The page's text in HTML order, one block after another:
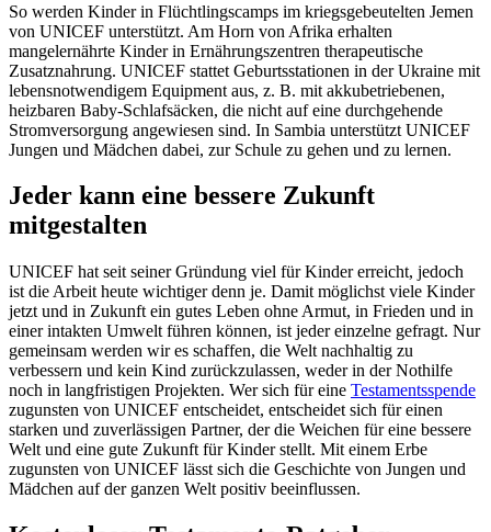
So werden Kinder in Flüchtlingscamps im kriegsgebeutelten Jemen
von UNICEF unterstützt. Am Horn von Afrika erhalten
mangelernährte Kinder in Ernährungszentren therapeutische
Zusatznahrung. UNICEF stattet Geburtsstationen in der Ukraine mit
lebensnotwendigem Equipment aus, z. B. mit akkubetriebenen,
heizbaren Baby-Schlafsäcken, die nicht auf eine durchgehende
Stromversorgung angewiesen sind. In Sambia unterstützt UNICEF
Jungen und Mädchen dabei, zur Schule zu gehen und zu lernen.
Jeder kann eine bessere Zukunft
mitgestalten
UNICEF hat seit seiner Gründung viel für Kinder erreicht, jedoch
ist die Arbeit heute wichtiger denn je. Damit möglichst viele Kinder
jetzt und in Zukunft ein gutes Leben ohne Armut, in Frieden und in
einer intakten Umwelt führen können, ist jeder einzelne gefragt. Nur
gemeinsam werden wir es schaffen, die Welt nachhaltig zu
verbessern und kein Kind zurückzulassen, weder in der Nothilfe
noch in langfristigen Projekten. Wer sich für eine Testamentsspende
zugunsten von UNICEF entscheidet, entscheidet sich für einen
starken und zuverlässigen Partner, der die Weichen für eine bessere
Welt und eine gute Zukunft für Kinder stellt. Mit einem Erbe
zugunsten von UNICEF lässt sich die Geschichte von Jungen und
Mädchen auf der ganzen Welt positiv beeinflussen.